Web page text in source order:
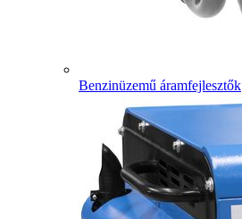
Benzinüzemű áramfejlesztők